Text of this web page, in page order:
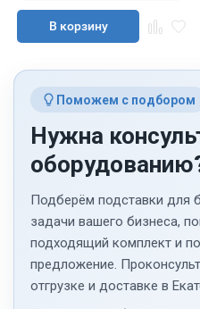
В корзину
Поможем с подбором
Нужна
Подберём подставки для
задачи вашего бизнеса,
подходящий комплект и
предложение.
отгрузке и доставке в